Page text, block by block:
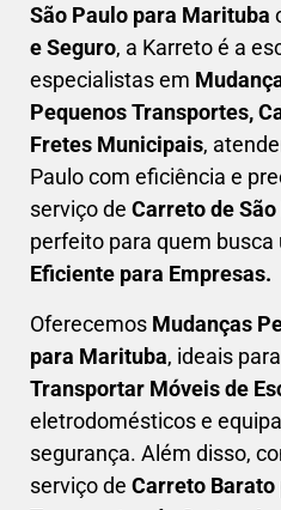
São Paulo para Marituba
e Seguro, a Karreto é a
especialistas em
Pequenos Transportes,
Fretes Municipais,
Paulo com eficiência e
serviço de Carretode
perfeito para quem busca
Eficiente para Empresas.
Oferecemos Mudanças
para Marituba, ideais
Transportar Móveis de
eletrodomésticos e
segurança. Além disso,
serviço de Carreto Barato